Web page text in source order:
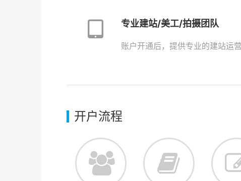
专业建站/美工/拍摄团队
账户开通后，提供专业的建站运
开户流程